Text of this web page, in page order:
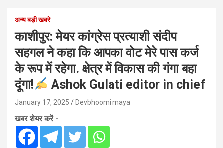
अन्य बड़ी खबरे
काशीपुर: मेयर कांग्रेस प्रत्याशी संदीप
सहगल ने कहा कि आपका वोट मेरे पास कर्ज
के रूप में रहेगा. क्षेत्र में विकास की गंगा बहा
दूंगा!
Ashok Gulati editor in chief
January 17, 2025 Devbhoomi maya
खबर शेयर करें -